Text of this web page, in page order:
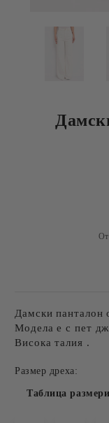
Дамски панталон
Модела е с пет
Висока талия .
Размер дреха:
Таблица размери